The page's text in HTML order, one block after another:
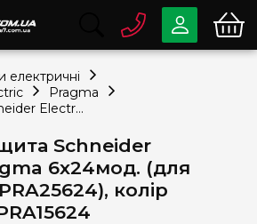
Schneider
6х24мод. (для
колір
0 800
Безкоштовно
info@e7.com.ua
334-79-78
Viber Telegram
електричні
Pragma
Двері для щита Schneider Electric Pragma 6х24мод. (для PRA20624/PRA25624), колір прозорий PRA15624